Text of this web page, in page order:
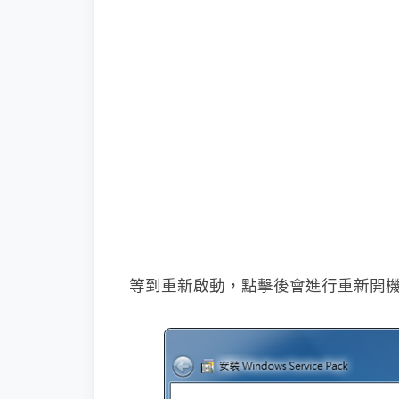
等到重新啟動，點擊後會進行重新開